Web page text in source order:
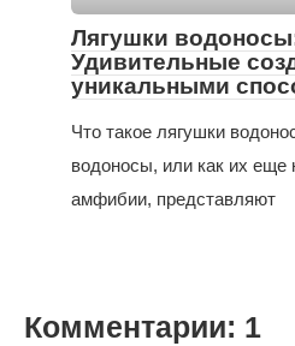
Лягушки
Удивительные
уникальными
Что такое лягушки
водоносы, или как их еще
амфибии, представляют
Комментарии: 1